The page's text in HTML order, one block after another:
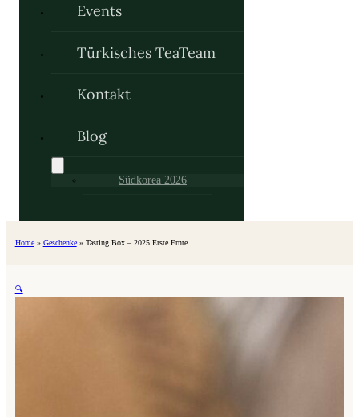
Events
Türkisches TeaTeam
Kontakt
Blog
Südkorea 2026
Home» Geschenke» Tasting Box – 2025 Erste Ernte
🔍